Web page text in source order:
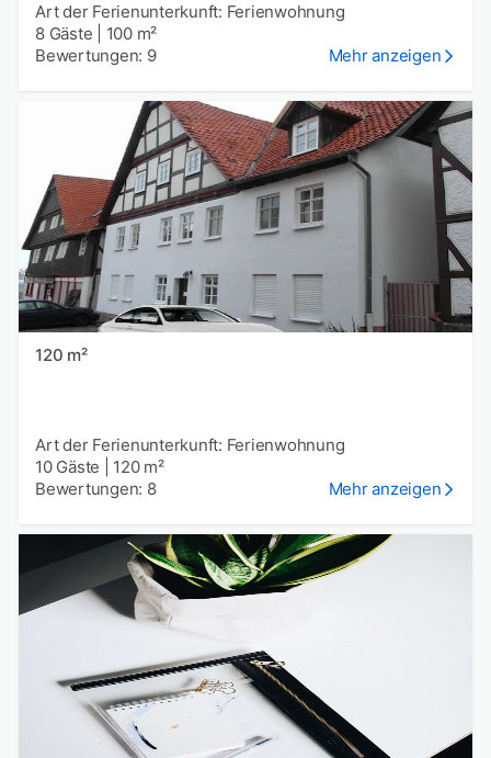
Art der Ferienunterkunft: Ferienwohnung
8 Gäste
100 m²
Bewertungen: 9
Mehr anzeigen
120 m²
Art der Ferienunterkunft: Ferienwohnung
10 Gäste
120 m²
Bewertungen: 8
Mehr anzeigen